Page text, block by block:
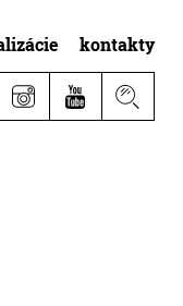
kontakty